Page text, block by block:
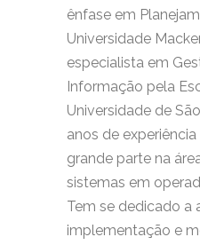
ênfase em
Universidade
especialista em
Informação pela
Universidade de
anos de
grande parte na
sistemas em
Tem se dedicado a
implementação e